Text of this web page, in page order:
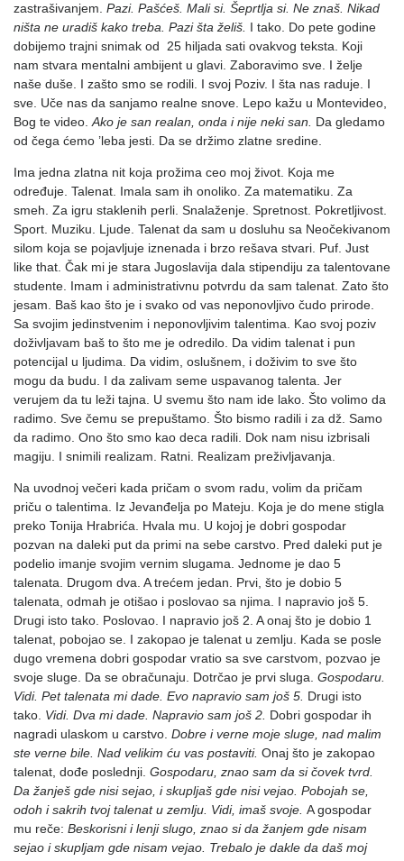
zastrašivanjem. Pazi. Pašćeš. Mali si. Šeprtlja si. Ne znaš. Nikad
ništa ne uradiš kako treba. Pazi šta želiš. I tako. Do pete godine
dobijemo trajni snimak od 25 hiljada sati ovakvog teksta. Koji
nam stvara mentalni ambijent u glavi. Zaboravimo sve. I želje
naše duše. I zašto smo se rodili. I svoj Poziv. I šta nas raduje. I
sve. Uče nas da sanjamo realne snove. Lepo kažu u Montevideo,
Bog te video. Ako je san realan, onda i nije neki san.
Da gledamo
od čega ćemo ’leba jesti. Da se držimo zlatne sredine.
Ima jedna zlatna nit koja prožima ceo moj život. Koja me
određuje. Talenat. Imala sam ih onoliko. Za matematiku. Za
smeh. Za igru staklenih perli. Snalaženje. Spretnost. Pokretljivost.
Sport. Muziku. Ljude. Talenat da sam u dosluhu sa Neočekivanom
silom koja se pojavljuje iznenada i brzo rešava stvari. Puf. Just
like that. Čak mi je stara Jugoslavija dala stipendiju za talentovane
studente. Imam i administrativnu potvrdu da sam talenat. Zato što
jesam. Baš kao što je i svako od vas neponovljivo čudo prirode.
Sa svojim jedinstvenim i neponovljivim talentima. Kao svoj poziv
doživljavam baš to što me je odredilo. Da vidim talenat i pun
potencijal u ljudima. Da vidim, oslušnem, i doživim to sve što
mogu da budu. I da zalivam seme uspavanog talenta. Jer
verujem da tu leži tajna. U svemu što nam ide lako. Što volimo da
radimo. Sve čemu se prepuštamo. Što bismo radili i za dž. Samo
da radimo. Ono što smo kao deca radili. Dok nam nisu izbrisali
magiju. I snimili realizam. Ratni. Realizam preživljavanja.
Na uvodnoj večeri kada pričam o svom radu, volim da pričam
priču o talentima. Iz Jevanđelja po Mateju. Koja je do mene stigla
preko Tonija Hrabrića. Hvala mu. U kojoj je dobri gospodar
pozvan na daleki put da primi na sebe carstvo. Pred daleki put je
podelio imanje svojim vernim slugama. Jednome je dao 5
talenata. Drugom dva. A trećem jedan. Prvi, što je dobio 5
talenata, odmah je otišao i poslovao sa njima. I napravio još 5.
Drugi isto tako. Poslovao. I napravio još 2. A onaj što je dobio 1
talenat, pobojao se. I zakopao je talenat u zemlju. Kada se posle
dugo vremena dobri gospodar vratio sa sve carstvom, pozvao je
svoje sluge. Da se obračunaju. Dotrčao je prvi sluga. Gospodaru.
Vidi. Pet talenata mi dade. Evo napravio sam još 5. Drugi isto
tako. Vidi. Dva mi dade. Napravio sam još 2. Dobri gospodar ih
nagradi ulaskom u carstvo. Dobre i verne moje sluge, nad malim
ste verne bile. Nad velikim ću vas postaviti. Onaj što je zakopao
talenat, dođe poslednji. Gospodaru, znao sam da si čovek tvrd.
Da žanješ gde nisi sejao, i skupljaš gde nisi vejao. Pobojah se,
odoh i sakrih tvoj talenat u zemlju. Vidi, imaš svoje. A gospodar
mu reče: Beskorisni i lenji slugo, znao si da žanjem gde nisam
sejao i skupljam gde nisam vejao. Trebalo je dakle da daš moj